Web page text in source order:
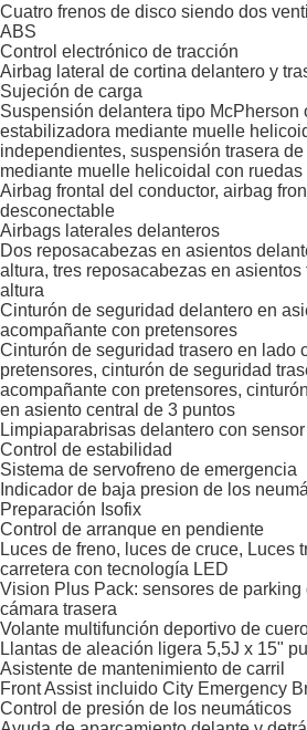
Cuatro frenos de disco siendo dos
ABS
Control electrónico de tracción
Airbag lateral de cortina delantero y
Sujeción de carga
Suspensión delantera tipo McPherson
estabilizadora mediante muelle
independientes, suspensión trasera
mediante muelle helicoidal con
Airbag frontal del conductor, airbag
desconectable
Airbags laterales delanteros
Dos reposacabezas en asientos
altura, tres reposacabezas en
altura
Cinturón de seguridad delantero en
acompañante con pretensores
Cinturón de seguridad trasero en lado
pretensores, cinturón de seguridad
acompañante con pretensores,
en asiento central de 3 puntos
Limpiaparabrisas delantero con
Control de estabilidad
Sistema de servofreno de emergencia
Indicador de baja presion de los
Preparación Isofix
Control de arranque en pendiente
Luces de freno, luces de cruce, Luces
carretera con tecnología LED
Vision Plus Pack: sensores de parking
cámara trasera
Volante multifunción deportivo de
Llantas de aleación ligera 5,5J x 15"
Asistente de mantenimiento de carril
Front Assist incluido City Emergency
Control de presión de los neumáticos